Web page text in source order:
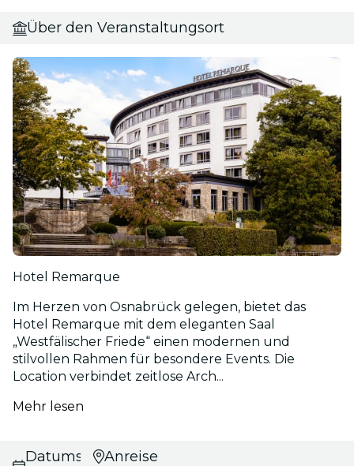
Über den Veranstaltungsort
Hotel Remarque
Im Herzen von Osnabrück gelegen, bietet das
Hotel Remarque mit dem eleganten Saal
„Westfälischer Friede“ einen modernen und
stilvollen Rahmen für besondere Events. Die
Location verbindet zeitlose Arch...
Mehr lesen
Datums- undAnreise